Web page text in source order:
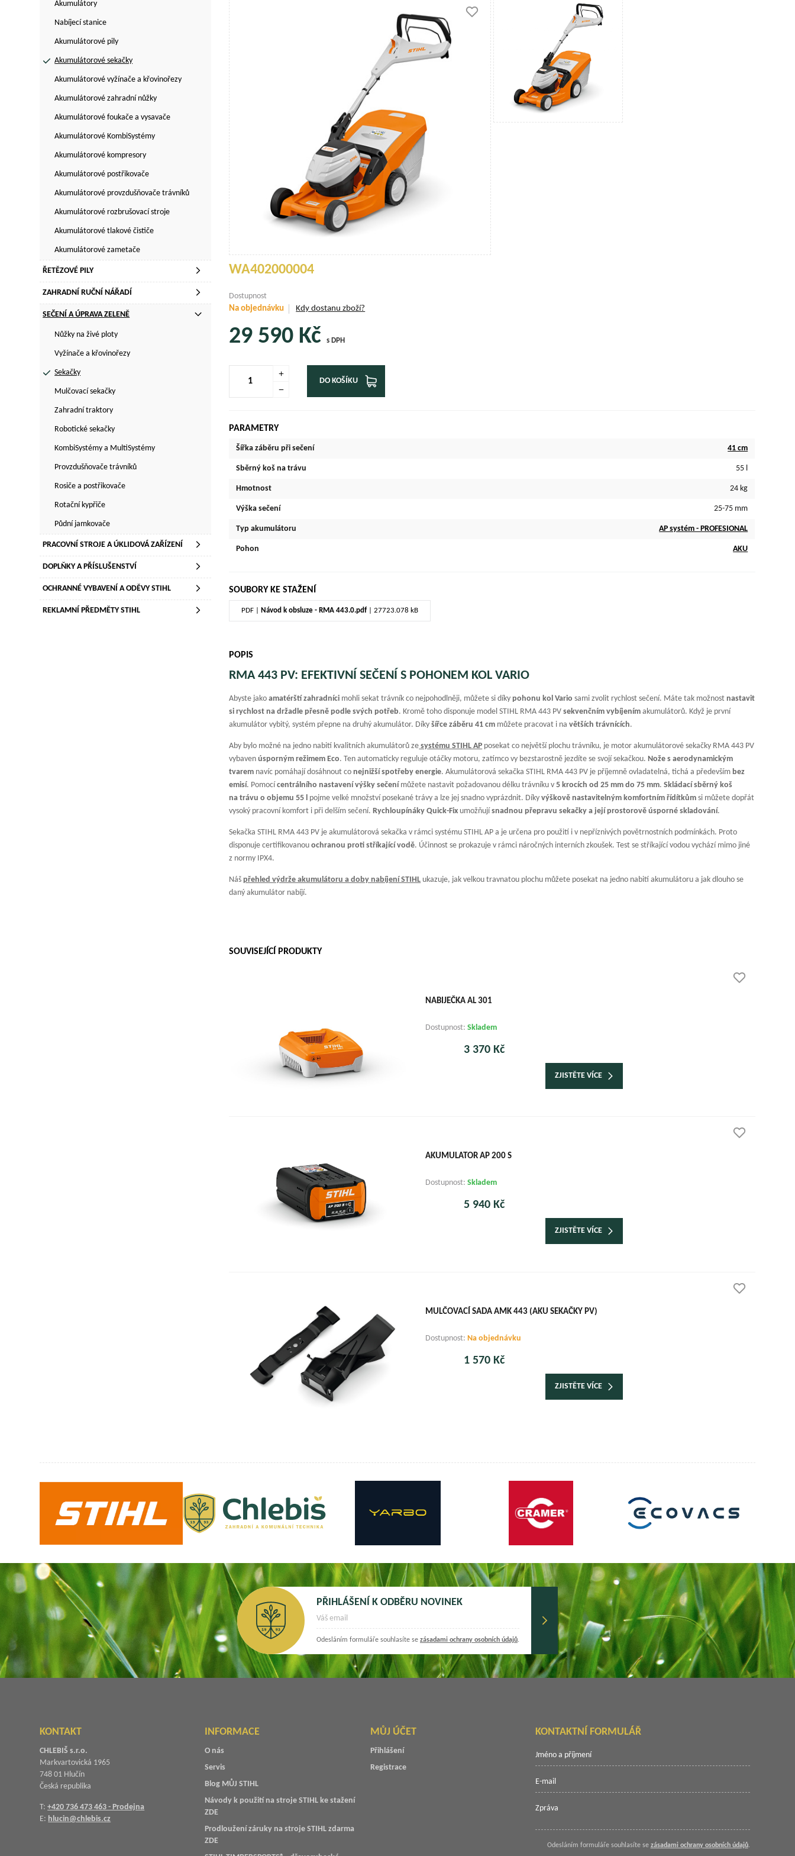
Akumulátory
Nabíjecí stanice
Akumulátorové pily
Akumulátorové sekačky
Akumulátorové vyžínače a křovinořezy
Akumulátorové zahradní nůžky
Akumulátorové foukače a vysavače
Akumulátorové KombiSystémy
Akumulátorové kompresory
Akumulátorové postřikovače
Akumulátorové provzdušňovače trávníků
Akumulátorové rozbrušovací stroje
Akumulátorové tlakové čističe
Akumulátorové zametače
ŘETĚZOVÉ PILY
ZAHRADNÍ RUČNÍ NÁŘADÍ
SEČENÍ A ÚPRAVA ZELENĚ
Nůžky na živé ploty
Vyžínače a křovinořezy
Sekačky
Mulčovací sekačky
Zahradní traktory
Robotické sekačky
KombiSystémy a MultiSystémy
Provzdušňovače trávníků
Rosiče a postřikovače
Rotační kypřiče
Půdní jamkovače
PRACOVNÍ STROJE A ÚKLIDOVÁ ZAŘÍZENÍ
DOPLŇKY A PŘÍSLUŠENSTVÍ
OCHRANNÉ VYBAVENÍ A ODĚVY STIHL
REKLAMNÍ PŘEDMĚTY STIHL
WA402000004
Dostupnost
Na objednávku
Kdy dostanu zboží?
29 590 Kčs DPH
DO KOŠÍKU
PARAMETRY
Šířka záběru při sečení 41 cm
Sběrný koš na trávu 55 l
Hmotnost 24 kg
Výška sečení 25-75 mm
Typ akumulátoru AP systém - PROFESIONAL
Pohon AKU
SOUBORY KE STAŽENÍ
PDF | Návod k obsluze - RMA 443.0.pdf | 27723.078 kB
POPIS
RMA 443 PV: EFEKTIVNÍ SEČENÍ S POHONEM KOL VARIO
Abyste jakoamatérští zahradníci mohli sekat trávník co nejpohodlněji, můžete si díkypohonu kol Vario sami zvolit rychlost sečení. Máte tak možnostnastavit
si rychlost na držadle přesně podle svých potřeb. Kromě toho disponuje model STIHL RMA 443 PVsekvenčním vybíjením akumulátorů. Když je první
akumulátor vybitý, systém přepne na druhý akumulátor. Díkyšířce záběru 41 cm můžete pracovat i navětších trávnících.
Aby bylo možné na jedno nabití kvalitních akumulátorů ze systému STIHL AP posekat co největší plochu trávníku, je motor akumulátorové sekačky RMA 443 PV
vybavenúsporným režimem Eco. Ten automaticky reguluje otáčky motoru, zatímco vy bezstarostně jezdíte se svojí sekačkou. Nože s aerodynamickým
tvarem navíc pomáhají dosáhnout conejnižší spotřeby energie. Akumulátorová sekačka STIHL RMA 443 PV je příjemně ovladatelná, tichá a především bez
emisí. Pomocícentrálního nastavení výšky sečení můžete nastavit požadovanou délku trávníku v5 krocích od 25 mm do 75 mm.Skládací sběrný koš
na trávu o objemu 55 l
pojme velké množství posekané trávy a lze jej snadno vyprázdnit. Díkyvýškově nastavitelným komfortním řídítkům si můžete dopřát
vysoký pracovní komfort i při delším sečení. Rychloupínáky Quick-Fix umožňujísnadnou přepravu sekačky a její prostorově úsporné skladování.
Sekačka STIHL RMA 443 PV je akumulátorová sekačka v rámci systému STIHL AP a je určena pro použití i v nepříznivých povětrnostních podmínkách. Proto
disponuje certifikovanouochranou proti stříkající vodě. Účinnost se prokazuje v rámci náročných interních zkoušek. Test se stříkající vodou vychází mimo jiné
z normy IPX4.
Nášpřehled výdrže akumulátoru a doby nabíjení STIHL ukazuje, jak velkou travnatou plochu můžete posekat na jedno nabití akumulátoru a jak dlouho se
daný akumulátor nabíjí.
SOUVISEJÍCÍ PRODUKTY
NABIJEČKA AL 301
Dostupnost: Skladem
3 370 Kč
ZJISTĚTE VÍCE
AKUMULATOR AP 200 S
Dostupnost: Skladem
5 940 Kč
ZJISTĚTE VÍCE
MULČOVACÍ SADA AMK 443 (AKU SEKAČKY PV)
Dostupnost: Na objednávku
1 570 Kč
ZJISTĚTE VÍCE
PŘIHLÁŠENÍ K ODBĚRU NOVINEK
Odesláním formuláře souhlasíte se zásadami ochrany osobních údajů.
KONTAKT
CHLEBIŠ s.r.o.
Markvartovická 1965
748 01 Hlučín
Česká republika
T:+420 736 473 463 - Prodejna
E: hlucin@chlebis.cz
INFORMACE
O nás
Servis
Blog MŮJ STIHL
Návody k použití na stroje STIHL ke stažení
ZDE
Prodloužení záruky na stroje STIHL zdarma
ZDE
MŮJ ÚČET
Přihlášení
Registrace
KONTAKTNÍ FORMULÁŘ
Odesláním formuláře souhlasíte se zásadami ochrany osobních údajů.